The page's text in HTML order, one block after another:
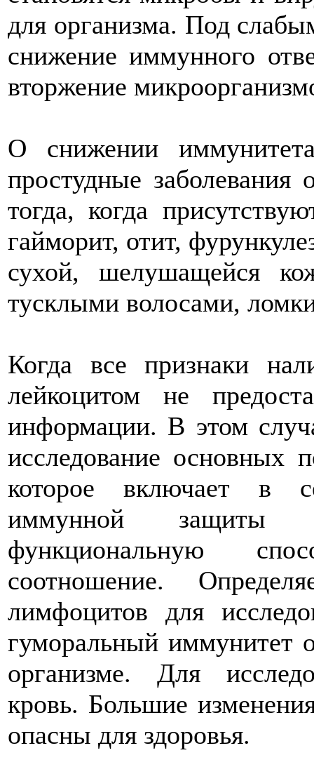
для организма. Под
снижение иммунного
вторжение
О снижении
простудные
тогда, когда
гайморит, отит,
сухой, шелушащейся
тусклыми волосами,
Когда все признаки
лейкоцитом не
информации. В этом
исследование основных
которое включает в
иммунной защиты
функциональную
соотношение.
лимфоцитов для
гуморальный иммунитет
организме. Для
кровь. Большие
опасны для здоровья.